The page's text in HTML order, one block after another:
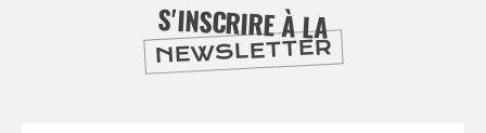
S'INSCRIRE À LA
NEWSLETTER